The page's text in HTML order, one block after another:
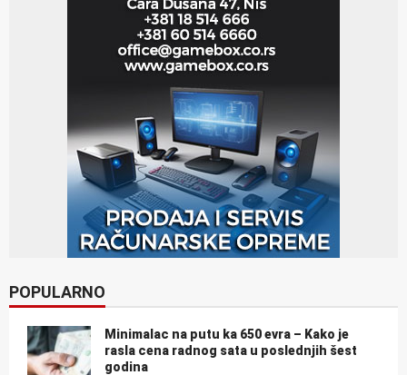
POPULARNO
Minimalac na putu ka 650 evra – Kako je
rasla cena radnog sata u poslednjih šest
godina